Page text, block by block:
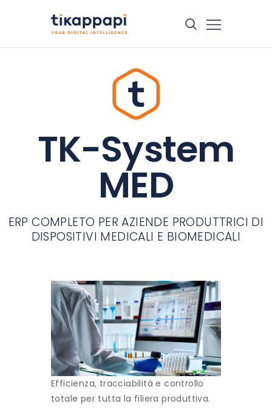
BLOG
CONTATTI
TK-System
MED
ERP COMPLETO PER AZIENDE PRODUTTRICI DI
DISPOSITIVI MEDICALI E BIOMEDICALI
Efficienza, tracciabilità e controllo
totale per tutta la filiera produttiva.